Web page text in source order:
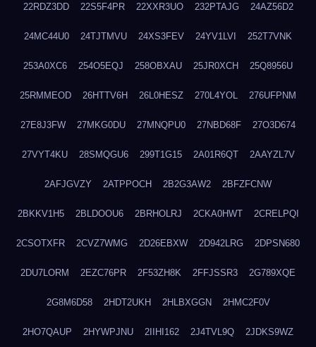
22RDZ3DD 22S5F4PR 22XXR3UO 232PTAJG 24AZ56D2
24MC44U0 24TJTMVU 24XS3FEV 24YV1LVI 252T7VNK
253A0XC6 254O5EQJ 258OBXAU 25JR0XCH 25Q8956U
25RMMEOD 26HTTV6H 26L0HESZ 270L4YOL 276UFPNM
27E8J3FW 27MKG0DU 27MNQPU0 27NBD68F 27O3D674
27VYT4KU 28SMQGU6 299T1G15 2A01R6QT 2AAYZL7V
2AFJGVZY 2ATPPOCH 2B2G3AW2 2BFZFCNW
2BKKV1H5 2BLDOOU6 2BRHOLRJ 2CKA0HWT 2CRELPQI
2CSOTXFR 2CVZ7WMG 2D26EBXW 2D942LRG 2DPSN680
2DU7LORM 2EZC76PR 2F53ZH8K 2FFJSSR3 2G789XQE
2G8M6D58 2HDT2UKH 2HLBXGGN 2HMC2F0V
2HO7QAUP 2HYWPJNU 2IIHI162 2J4TVL9Q 2JDKS9WZ